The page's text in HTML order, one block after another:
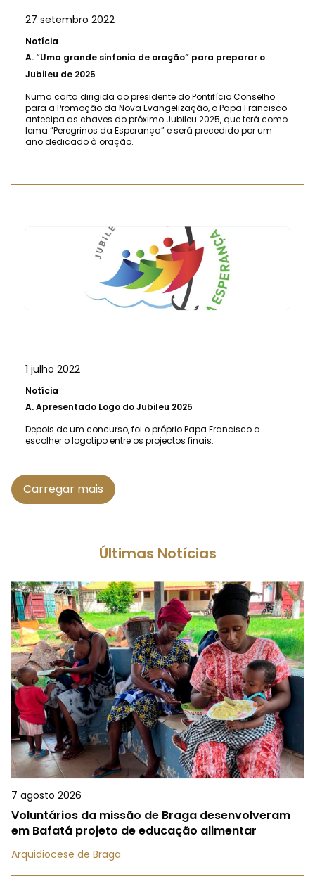
27 setembro 2022
Notícia
A.“Uma grande sinfonia de oração” para preparar o
Jubileu de 2025
Numa carta dirigida ao presidente do Pontifício Conselho
para a Promoção da Nova Evangelização, o Papa Francisco
antecipa as chaves do próximo Jubileu 2025, que terá como
lema “Peregrinos da Esperança” e será precedido por um
ano dedicado à oração.
1 julho 2022
Notícia
A.Apresentado Logo do Jubileu 2025
Depois de um concurso, foi o próprio Papa Francisco a
escolher o logotipo entre os projectos finais.
Carregar mais
Últimas Notícias
7 agosto 2026
Voluntários da missão de Braga desenvolveram
em Bafatá projeto de educação alimentar
Arquidiocese de Braga